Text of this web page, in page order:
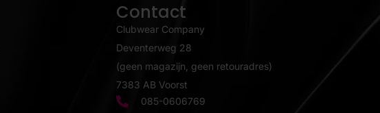
Contact
Clubwear Company
Deventerweg 28
(geen magazijn, geen retouradres)
7383 AB Voorst
085-0606769